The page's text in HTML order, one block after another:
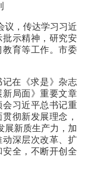
议，传达学习习近
示精神，研究安
育等工作。市委
在《求是》杂志
新局面》重要文章
习近平总书记重
彻新发展理念，
展新质生产力，加
深层次改革、扩
全，不断开创全